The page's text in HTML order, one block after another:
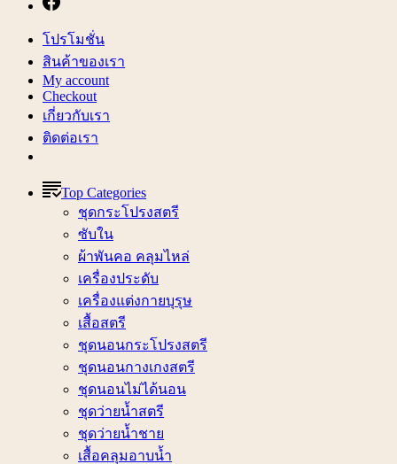
โปรโมชั่น
สินค้าของเรา
My account
Checkout
เกี่ยวกับเรา
ติดต่อเรา
Top Categories
ชุดกระโปรงสตรี
ซับใน
ผ้าพันคอ คลุมไหล่
เครื่องประดับ
เครื่องแต่งกายบุรุษ
เสื้อสตรี
ชุดนอนกระโปรงสตรี
ชุดนอนกางเกงสตรี
ชุดนอนไม่ได้นอน
ชุดว่ายน้ำสตรี
ชุดว่ายน้ำชาย
เสื้อคลุมอาบน้ำ